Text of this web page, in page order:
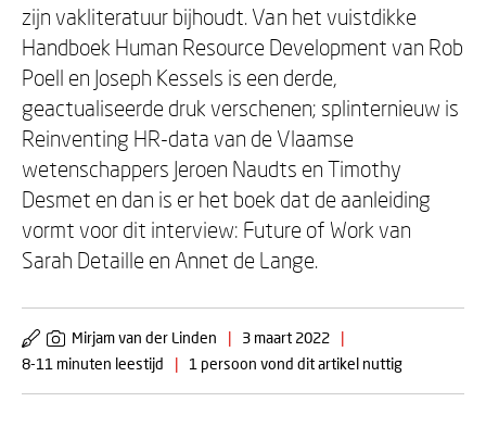
zijn vakliteratuur bijhoudt. Van het vuistdikke
Handboek Human Resource Development van Rob
Poell en Joseph Kessels is een derde,
geactualiseerde druk verschenen; splinternieuw is
Reinventing HR-data van de Vlaamse
wetenschappers Jeroen Naudts en Timothy
Desmet en dan is er het boek dat de aanleiding
vormt voor dit interview: Future of Work van
Sarah Detaille en Annet de Lange.
Mirjam van der Linden | 3 maart 2022
|
8-11 minuten leestijd
| 1 persoon vond dit artikel nuttig